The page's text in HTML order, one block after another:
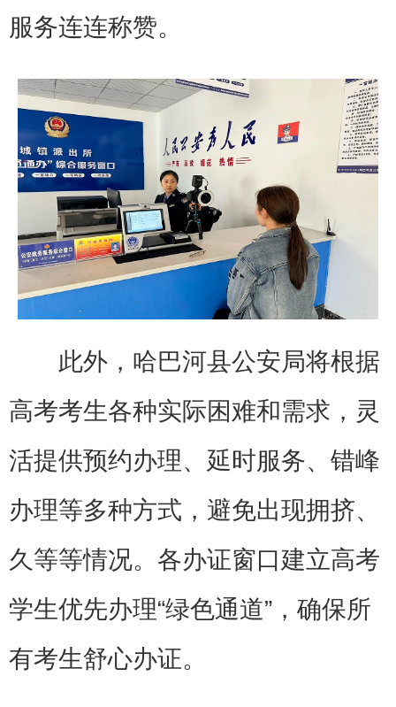
服务连连称赞。
此外，哈巴河县公安局将根据
高考考生各种实际困难和需求，灵
活提供预约办理、延时服务、错峰
办理等多种方式，避免出现拥挤、
久等等情况。各办证窗口建立高考
学生优先办理“绿色通道”，确保所
有考生舒心办证。